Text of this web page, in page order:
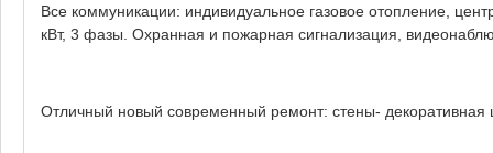
Все коммуникации: индивидуальное газовое отопление,
кВт, 3 фазы. Охранная и пожарная сигнализация,
Отличный новый современный ремонт: стены- декоративная